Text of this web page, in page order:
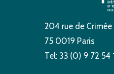
204 rue de Crimée
75 0019 Paris
Tel: 33 (0) 9 72 54